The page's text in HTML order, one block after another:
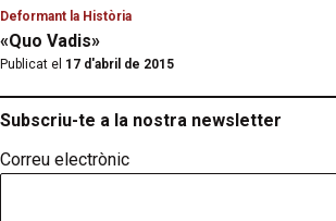
Deformant la Història
«Quo Vadis»
Publicat el 17 d'abril de 2015
Subscriu-te a la nostra newsletter
Correu electrònic